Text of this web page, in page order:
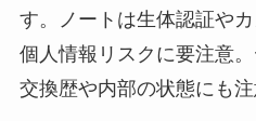
す。ノートは生体認証やカ
個人情報リスクに要注意
交換歴や内部の状態にも注